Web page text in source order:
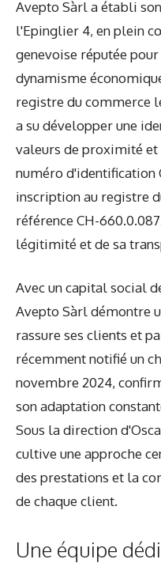
Avepto Sàrl a établi
l'Epinglier 4, en plein
genevoise réputée
dynamisme
registre du commerce
a su développer une
valeurs de proximité
numéro d'identification
inscription au registre
référence CH-
légitimité et de sa
Avec un capital social
Avepto Sàrl démontre
rassure ses clients et
récemment notifié un
novembre 2024,
son adaptation
Sous la direction
cultive une approche
des prestations et la
de chaque client.
Une équipe